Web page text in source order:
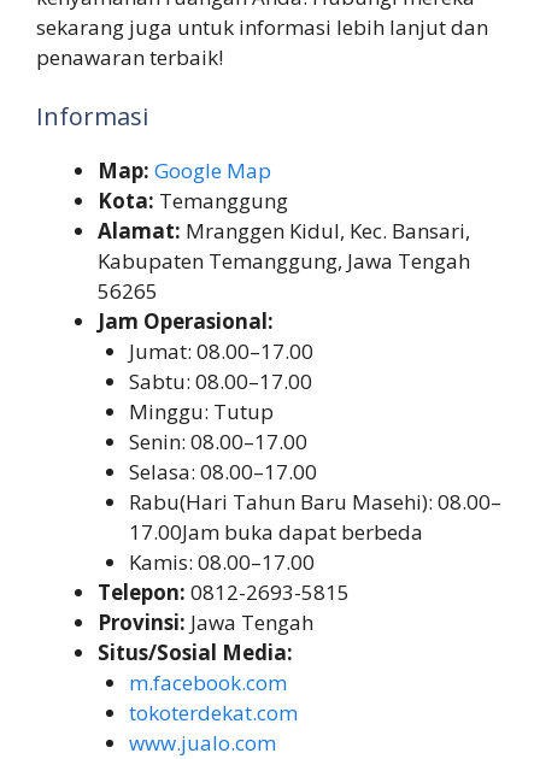
sekarang juga untuk informasi lebih lanjut dan
penawaran terbaik!
Informasi
Map: Google Map
Kota: Temanggung
Alamat: Mranggen Kidul, Kec. Bansari,
Kabupaten Temanggung, Jawa Tengah
56265
Jam Operasional:
Jumat: 08.00–17.00
Sabtu: 08.00–17.00
Minggu: Tutup
Senin: 08.00–17.00
Selasa: 08.00–17.00
Rabu(Hari Tahun Baru Masehi): 08.00–
17.00Jam buka dapat berbeda
Kamis: 08.00–17.00
Telepon: 0812-2693-5815
Provinsi: Jawa Tengah
Situs/Sosial Media:
m.facebook.com
tokoterdekat.com
www.jualo.com